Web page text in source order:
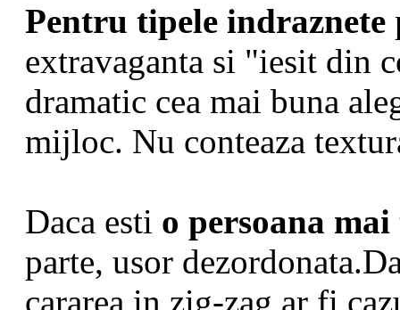
Pentru tipele indraznete
extravaganta si "iesit din
dramatic cea mai buna
mijloc. Nu conteaza
Daca esti o persoana
parte, usor
cararea in zig-zag ar fi